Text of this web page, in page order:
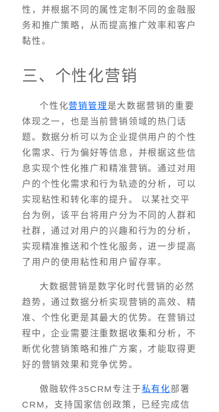
性，并根据不同的属性定制不同的金融服
务和推广策略，从而提高推广效率和客户
黏性。
三、个性化营销
个性化营销管理是大数据营销的重要
体现之一，也是当前营销领域的热门话
题。数据分析可以为企业提供用户的个性
化需求、行为偏好等信息，并根据这些信
息实现个性化推广和精准营销。通过对用
户的个性化需求和行为轨迹的分析，可以
实现粘性和转化率的提升。 以某社交平
台为例，该平台将用户分为不同的人群和
社群，通过对用户的兴趣和行为的分析，
实现精准推送和个性化服务，进一步提高
了用户的使用粘性和用户留存率。
大数据营销是数字化时代营销的必然
趋势，通过数据分析实现营销的高效、精
准、个性化更是其最大的优势。在营销过
程中，企业需要注重数据收集和分析，不
断优化营销策略和推广方案，才能取得更
好的营销效果和竞争优势。
傲融软件35CRM专注于私有化部署
CRM，支持国家信创政策，已经完成信